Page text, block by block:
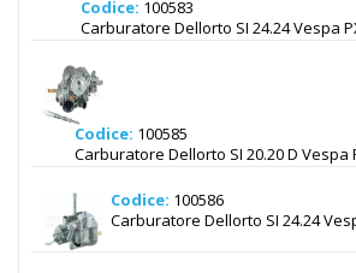
Codice: 100583
Carburatore Dellorto SI 24.24 Vespa
Codice: 100585
Carburatore Dellorto SI 20.20 D Vespa
Codice: 100586
Carburatore Dellorto SI 24.24